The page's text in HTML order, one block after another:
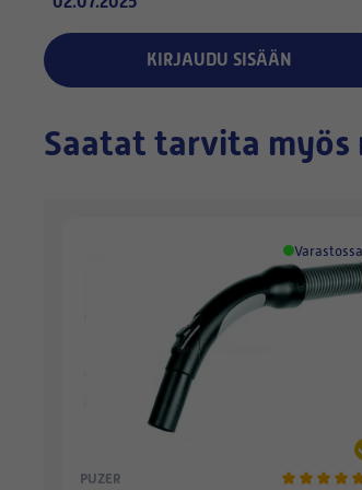
KIRJAUDU SISÄÄN
Saatat tarvita myös
Varastossa
PUZER